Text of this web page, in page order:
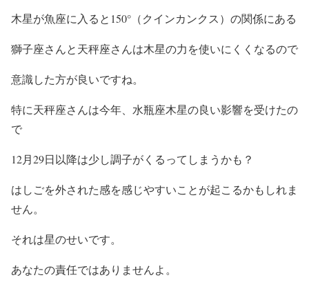
木星が魚座に入ると150°（クインカンクス）の関係にある
獅子座さんと天秤座さんは木星の力を使いにくくなるので
意識した方が良いですね。
特に天秤座さんは今年、水瓶座木星の良い影響を受けたの
で
12月29日以降は少し調子がくるってしまうかも？
はしごを外された感を感じやすいことが起こるかもしれま
せん。
それは星のせいです。
あなたの責任ではありませんよ。